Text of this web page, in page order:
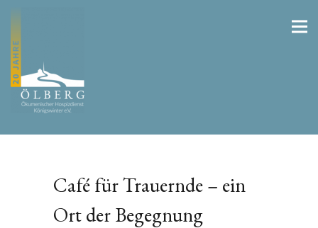
Café für Trauernde – ein
Ort der Begegnung